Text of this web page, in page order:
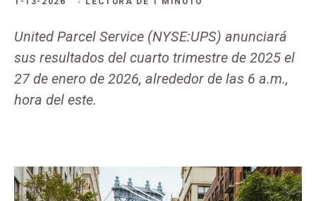
United Parcel Service (NYSE:UPS) anunciará
sus resultados del cuarto trimestre de 2025 el
27 de enero de 2026, alrededor de las 6 a.m.,
hora del este.